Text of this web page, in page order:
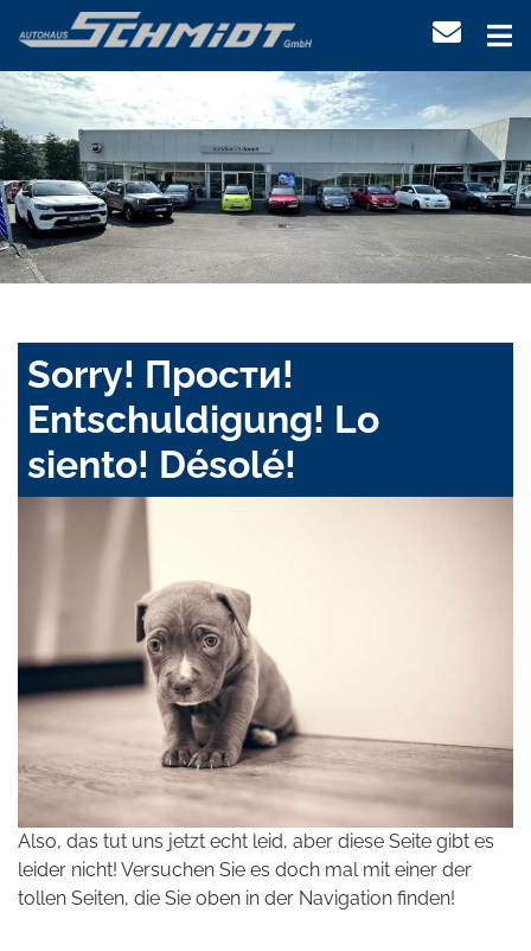
Sorry! Прости!
Entschuldigung! Lo
siento! Désolé!
Also, das tut uns jetzt echt leid, aber diese Seite gibt es
leider nicht! Versuchen Sie es doch mal mit einer der
tollen Seiten, die Sie oben in der Navigation finden!